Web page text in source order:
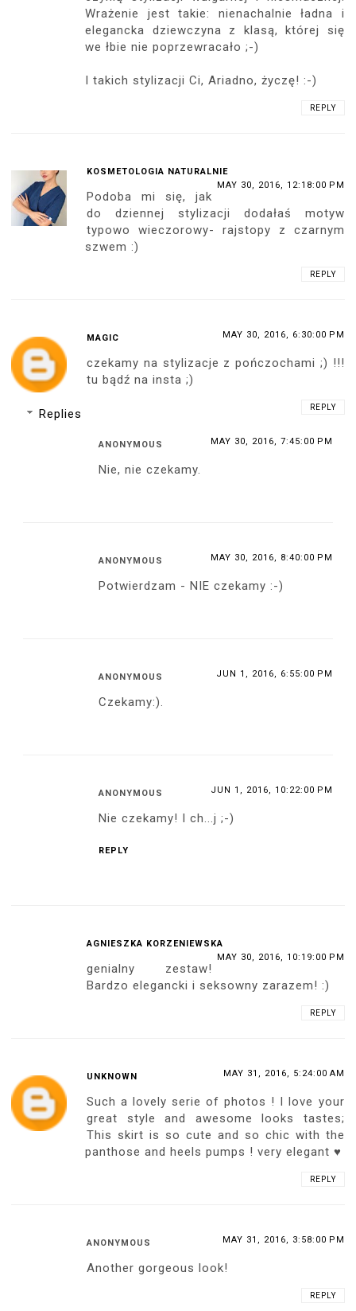
Wrażenie jest takie: nienachalnie ładna i
elegancka dziewczyna z klasą, której się
we łbie nie poprzewracało ;-)
I takich stylizacji Ci, Ariadno, życzę! :-)
REPLY
KOSMETOLOGIA NATURALNIE
MAY 30, 2016, 12:18:00 PM
Podoba mi się, jak
do dziennej stylizacji dodałaś motyw
typowo wieczorowy- rajstopy z czarnym
szwem :)
REPLY
MAGIC MAY 30, 2016, 6:30:00 PM
czekamy na stylizacje z pończochami ;) !!!
tu bądź na insta ;)
REPLY
Replies
ANONYMOUS MAY 30, 2016, 7:45:00 PM
Nie, nie czekamy.
ANONYMOUS MAY 30, 2016, 8:40:00 PM
Potwierdzam - NIE czekamy :-)
ANONYMOUS JUN 1, 2016, 6:55:00 PM
Czekamy:).
ANONYMOUS JUN 1, 2016, 10:22:00 PM
Nie czekamy! I ch...j ;-)
REPLY
AGNIESZKA KORZENIEWSKA
MAY 30, 2016, 10:19:00 PM
genialny zestaw!
Bardzo elegancki i seksowny zarazem! :)
REPLY
UNKNOWN MAY 31, 2016, 5:24:00 AM
Such a lovely serie of photos ! I love your
great style and awesome looks tastes;
This skirt is so cute and so chic with the
panthose and heels pumps ! very elegant ♥
REPLY
ANONYMOUS MAY 31, 2016, 3:58:00 PM
Another gorgeous look!
REPLY